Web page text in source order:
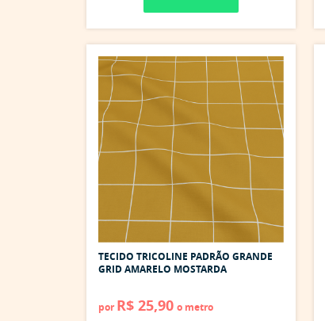
TECIDO TRICOLINE PADRÃO GRANDE
GRID AMARELO MOSTARDA
por R$ 25,90 o metro